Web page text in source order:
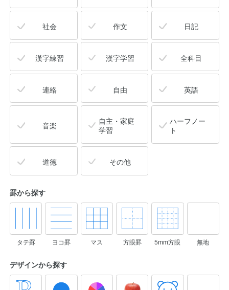
社会 作文 日記
漢字練習 漢字学習 全科目
連絡 自由 英語
音楽
自主・家庭
学習
ハーフノー
ト
道徳 その他
罫から探す
タテ罫 ヨコ罫 マス 方眼罫 5mm方眼 無地
デザインから探す